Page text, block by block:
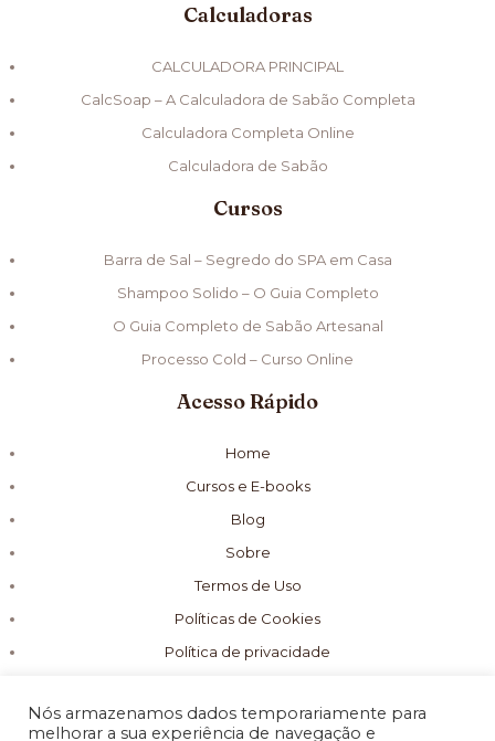
Calculadoras
CALCULADORA PRINCIPAL
CalcSoap – A Calculadora de Sabão Completa
Calculadora Completa Online
Calculadora de Sabão
Cursos
Barra de Sal – Segredo do SPA em Casa
Shampoo Solido – O Guia Completo
O Guia Completo de Sabão Artesanal
Processo Cold – Curso Online
Acesso Rápido
Home
Cursos e E-books
Blog
Sobre
Termos de Uso
Políticas de Cookies
Política de privacidade
Nós armazenamos dados temporariamente para
melhorar a sua experiência de navegação e